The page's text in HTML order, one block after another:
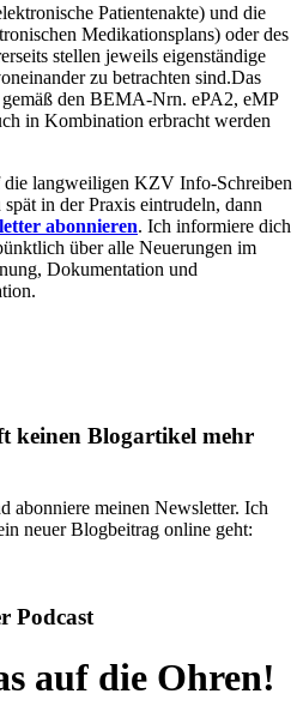
Patientenakte) und die
Medikationsplans) oder des
stellen jeweils eigenständige
zu betrachten sind.Das
gemäß den BEMA-Nrn. ePA2, eMP
in Kombination erbracht werden
die langweiligen KZV Info-Schreiben
in der Praxis eintrudeln, dann
abonnieren. Ich informiere dich
über alle Neuerungen im
Dokumentation und
keinen Blogartikel mehr
abonniere meinen Newsletter. Ich
neuer Blogbeitrag online geht:
Podcast
auf die Ohren!